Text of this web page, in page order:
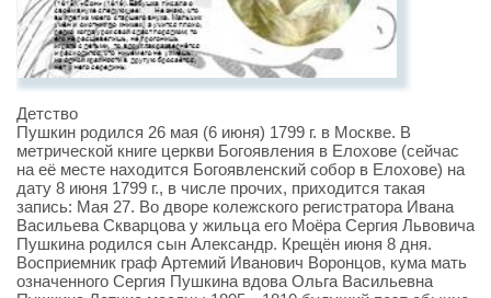
Детство
Пушкин родился 26 мая (6 июня) 1799 г. в Москве. В
метрической книге церкви Богоявления в Елохове (сейчас
на её месте находится Богоявленский собор в Елохове) на
дату 8 июня 1799 г., в числе прочих, приходится такая
запись: Мая 27. Во дворе колежского регистратора Ивана
Васильева Скварцова у жильца его Моёра Сергия Львовича
Пушкина родился сын Александр. Крещён июня 8 дня.
Восприемник граф Артемий Иванович Воронцов, кума мать
означенного Сергия Пушкина вдова Ольга Васильевна